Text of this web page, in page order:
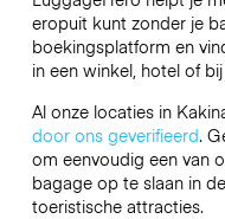
eropuit kunt zonder je
boekingsplatform en
in een winkel, hotel of
Al onze locaties in
door ons geverifieerd.
om eenvoudig een van
bagage op te slaan in
toeristische attracties.